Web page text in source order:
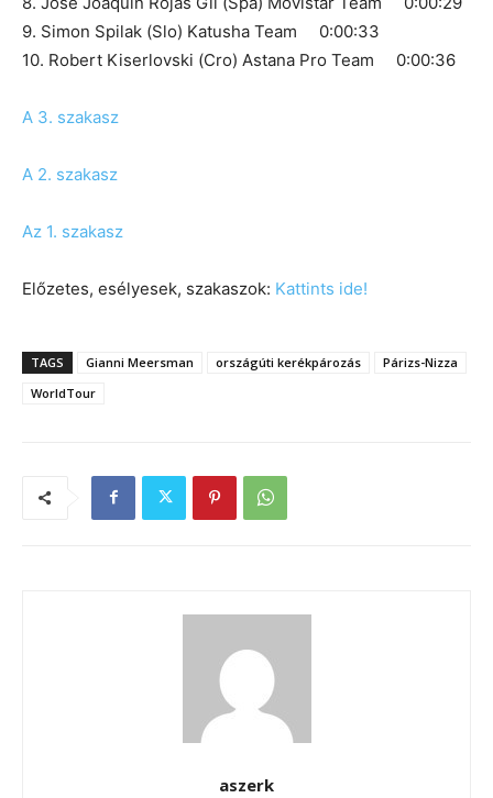
9. Simon Spilak (Slo) Katusha Team 0:00:33
10. Robert Kiserlovski (Cro) Astana Pro Team 0:00:36
A 3. szakasz
A 2. szakasz
Az 1. szakasz
Előzetes, esélyesek, szakaszok: Kattints ide!
TAGS Gianni Meersman országúti kerékpározás
Párizs-Nizza
WorldTour
aszerk